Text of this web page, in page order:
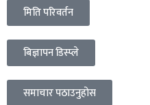
मिति परिवर्तन
बिज्ञापन डिस्प्ले
समाचार पठाउनुहोस